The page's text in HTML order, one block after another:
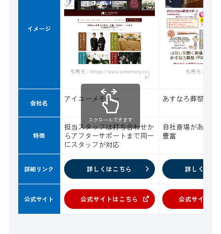
イメージ
引用元：https://www.iumemory.co.j
p/
引用元：
会社名 アイユーメモリー あすなろ葬祭
特徴
担当スタッフは打ち合わせか
らアフターサポートまで同一
にスタッフが対応
自社斎場がありプ
豊富
詳細リンク 詳しくはこちら 詳しくはこ
公式サイト 公式サイトはこちら 公式サイトは
スクロールできます